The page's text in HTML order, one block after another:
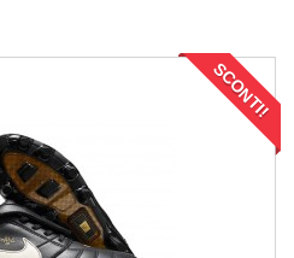
SCONTI!